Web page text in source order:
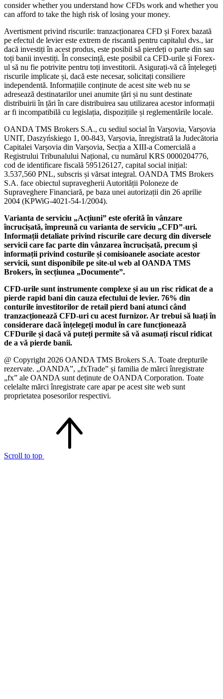
consider whether you understand how CFDs work and whether you
can afford to take the high risk of losing your money.
Avertisment privind riscurile: tranzacționarea CFD și Forex bazată
pe efectul de levier este extrem de riscantă pentru capitalul dvs., iar
dacă investiți în acest produs, este posibil să pierdeți o parte din sau
toți banii investiți. În consecință, este posibil ca CFD-urile și Forex-
ul să nu fie potrivite pentru toți investitorii. Asigurați-vă că înțelegeți
riscurile implicate și, dacă este necesar, solicitați consiliere
independentă. Informațiile conținute de acest site web nu se
adresează destinatarilor unei anumite țări și nu sunt destinate
distribuirii în țări în care distribuirea sau utilizarea acestor informații
ar fi incompatibilă cu legislația, dispozițiile și reglementările locale.
OANDA TMS Brokers S.A., cu sediul social în Varșovia, Varșovia
UNIT, Daszyńskiego 1, 00-843, Varșovia, înregistrată la Judecătoria
Capitalei Varșovia din Varșovia, Secția a XIII-a Comercială a
Registrului Tribunalului Național, cu numărul KRS 0000204776,
cod de identificare fiscală 595126127, capital social inițial:
3.537,560 PNL, subscris și vărsat integral. OANDA TMS Brokers
S.A. face obiectul supravegherii Autorității Poloneze de
Supraveghere Financiară, pe baza unei autorizații din 26 aprilie
2004 (KPWiG-4021-54-1/2004).
Varianta de serviciu „Acțiuni” este oferită în vânzare
încrucișată, împreună cu varianta de serviciu „CFD”-uri.
Informații detaliate privind riscurile care decurg din diversele
servicii care fac parte din vânzarea încrucișată, precum și
informații privind costurile și comisioanele asociate acestor
servicii, sunt disponibile pe site-ul web al OANDA TMS
Brokers, în secțiunea „Documente”.
CFD-urile sunt instrumente complexe și au un risc ridicat de a
pierde rapid bani din cauza efectului de levier. 76% din
conturile investitorilor de retail pierd bani atunci când
tranzacționează CFD-uri cu acest furnizor. Ar trebui să luați în
considerare dacă înțelegeți modul în care funcționează
CFDurile și dacă vă puteți permite să vă asumați riscul ridicat
de a vă pierde banii.
@ Copyright 2026 OANDA TMS Brokers S.A. Toate drepturile
rezervate. „OANDA”, „fxTrade” și familia de mărci înregistrate
„fx” ale OANDA sunt deținute de OANDA Corporation. Toate
celelalte mărci înregistrate care apar pe acest site web sunt
proprietatea posesorilor respectivi.
Scroll to top